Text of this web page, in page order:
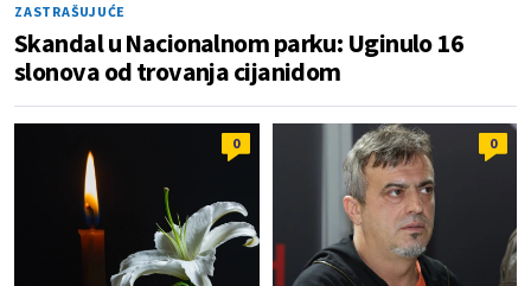
ZASTRAŠUJUĆE
Skandal u Nacionalnom parku: Uginulo 16
slonova od trovanja cijanidom
0 0